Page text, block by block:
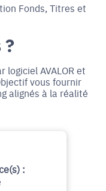
Fonds, Titres et
AVALOR et
vous fournir
alignés à la réalité
: